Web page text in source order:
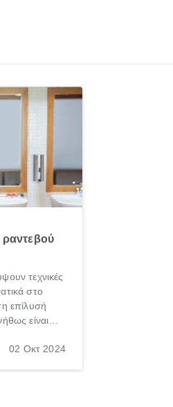
ραντεβού
τεχνικές
στο
επίλυσή
είναι
τις
02 Οκτ 2024